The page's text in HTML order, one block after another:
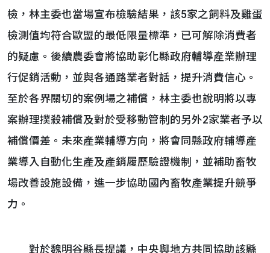
檢，林主委也當場宣布檢驗結果，該5家之飼料及雞蛋
檢測值均符合歐盟的最低限量標準，已可解除消費者
的疑慮。後續農委會將協助彰化縣政府輔導產業辦理
行促銷活動，並與各通路業者對話，提升消費信心。
至於各界關切的案例場之補償，林主委也說明將以專
案辦理撲殺補償及對於受移動管制的另外2家業者予以
補償價差。未來產業輔導方向，將會同縣政府輔導產
業導入自動化生產及產銷履歷驗證機制，並補助畜牧
場改善設施設備，進一步協助國內畜牧產業提升競爭
力。
對於魏明谷縣長提議，中央與地方共同協助該縣